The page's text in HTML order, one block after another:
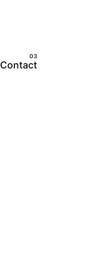
Contact